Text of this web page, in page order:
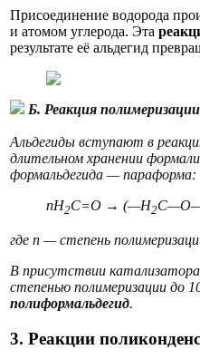
Присоединение водорода
и атомом углерода. Эта
результате её альдегид
Б. Реакция полимеризации
Альдегиды вступают в
длительном хранении
формальдегида — параформа:
nН2С=О → (—H2
где n — степень
В присутствии
степенью полимеризации до
полиформальдегид.
3. Реакции